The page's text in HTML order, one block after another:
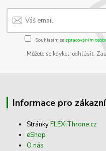
Souhlasím se zpracováním
Můžete se kdykoli odhlásit.
Informace pro
StránkyFLEXiThrone.cz
eShop
O nás